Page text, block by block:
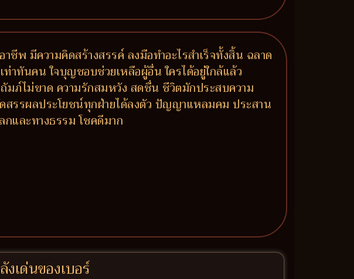
พ มีความคิดสร้างสรรค์ ลงมือทำอะไรสำเร็จทั้งสิ้น ฉลาด
าทันคน ใจบุญชอบช่วยเหลือผู้อื่น ใครได้อยู่ใกล้แล้ว
มภ์ไม่ขาด ความรักสมหวัง สดชื่น ชีวิตมักประสบความ
ดสรรผลประโยชน์ทุกฝ่ายได้ลงตัว ปัญญาแหลมคม ประสาน
กและทางธรรม โชคดีมาก
งเด่นของเบอร์